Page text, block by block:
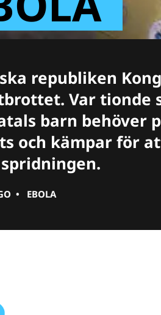
republiken
Var tionde
barn behöver
och kämpar för
• EBOLA